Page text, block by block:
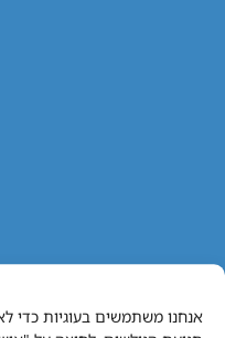
אנחנו משתמשים בעוגיות כדי